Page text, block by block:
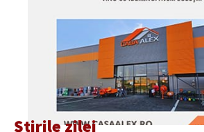
Știrile zilei